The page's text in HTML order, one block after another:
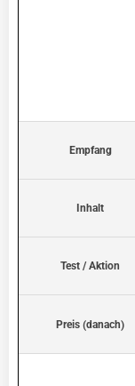
Empfang
Inhalt
Test / Aktion
Preis (danach)